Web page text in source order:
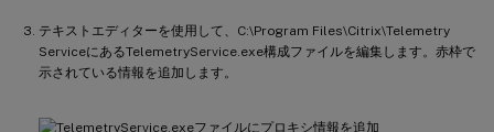
テキストエディターを使用して、C:\Program Files\Citrix\Telemetry
ServiceにあるTelemetryService.exe構成ファイルを編集します。赤枠で
示されている情報を追加します。